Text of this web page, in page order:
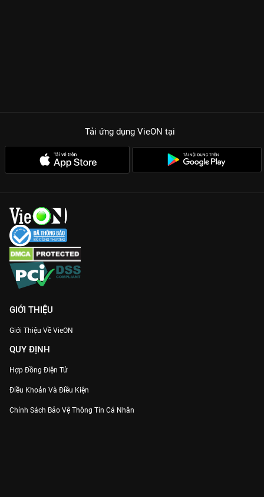
Tải ứng dụng VieON tại
GIỚI THIỆU
Giới Thiệu Về VieON
QUY ĐỊNH
Hợp Đồng Điện Tử
Điều Khoản Và Điều Kiện
Chính Sách Bảo Vệ Thông Tin Cá Nhân